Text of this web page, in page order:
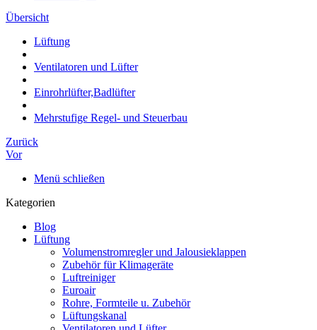
Übersicht
Lüftung
Ventilatoren und Lüfter
Einrohrlüfter,Badlüfter
Mehrstufige Regel- und Steuerbau
Zurück
Vor
Menü schließen
Kategorien
Blog
Lüftung
Volumenstromregler und Jalousieklappen
Zubehör für Klimageräte
Luftreiniger
Euroair
Rohre, Formteile u. Zubehör
Lüftungskanal